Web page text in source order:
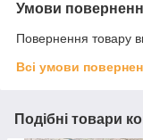
Умови
Повернення товару
Всі умови
Подібні товари